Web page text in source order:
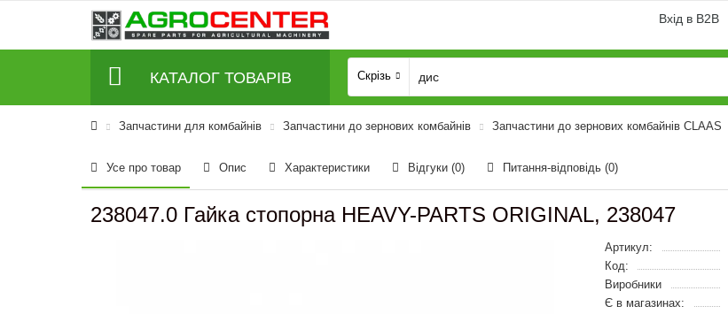
Вхід в B2B
КАТАЛОГ ТОВАРІВ Скрізь
Запчастини для комбайнів Запчастини до зернових комбайнів Запчастини до зернових комбайнів CLAAS
Усе про товар Опис Характеристики Відгуки (0) Питання-відповідь (0)
238047.0 Гайка стопорна HEAVY-PARTS ORIGINAL, 238047
Артикул:
Код:
Виробники
Є в магазинах: